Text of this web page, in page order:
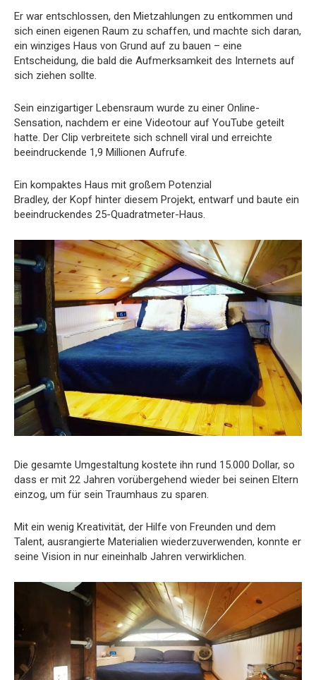
Er war entschlossen, den Mietzahlungen zu entkommen und
sich einen eigenen Raum zu schaffen, und machte sich daran,
ein winziges Haus von Grund auf zu bauen – eine
Entscheidung, die bald die Aufmerksamkeit des Internets auf
sich ziehen sollte.
Sein einzigartiger Lebensraum wurde zu einer Online-
Sensation, nachdem er eine Videotour auf YouTube geteilt
hatte. Der Clip verbreitete sich schnell viral und erreichte
beeindruckende 1,9 Millionen Aufrufe.
Ein kompaktes Haus mit großem Potenzial
Bradley, der Kopf hinter diesem Projekt, entwarf und baute ein
beeindruckendes 25-Quadratmeter-Haus.
Die gesamte Umgestaltung kostete ihn rund 15.000 Dollar, so
dass er mit 22 Jahren vorübergehend wieder bei seinen Eltern
einzog, um für sein Traumhaus zu sparen.
Mit ein wenig Kreativität, der Hilfe von Freunden und dem
Talent, ausrangierte Materialien wiederzuverwenden, konnte er
seine Vision in nur eineinhalb Jahren verwirklichen.